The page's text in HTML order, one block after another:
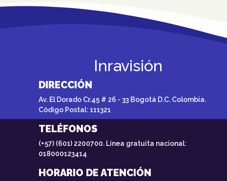
Inravisión
DIRECCIÓN
Av. El Dorado Cr.45 # 26 - 33 Bogotá D.C. Colombia.
Código Postal: 111321
TELÉFONOS
(+57) (601) 2200700. Línea gratuita nacional:
018000123414
HORARIO DE ATENCIÓN